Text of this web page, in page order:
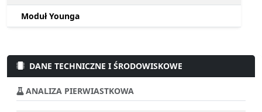
Moduł Younga
DANE TECHNICZNE I ŚRODOWISKOWE
ANALIZA PIERWIASTKOWA